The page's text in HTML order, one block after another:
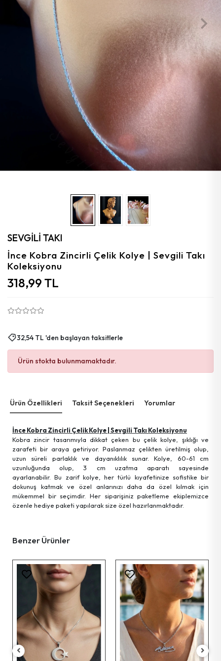
Lapis
Labradorit
Kaplangözü
Florit
Granat
Kalsedon
Kehribar
Güneş
Azurit
SEVGİLİ TAKI
İnce Kobra Zincirli Çelik Kolye | Sevgili Takı
Koleksiyonu
318,99 TL
32,54 TL 'den başlayan taksitlerle
Ürün stokta bulunmamaktadır.
Ürün Özellikleri Taksit Seçenekleri Yorumlar
İnce Kobra Zincirli Çelik Kolye | Sevgili Takı Koleksiyonu
Kobra zincir tasarımıyla dikkat çeken bu çelik kolye, şıklığı ve
zarafeti bir araya getiriyor. Paslanmaz çelikten üretilmiş olup,
uzun süreli parlaklık ve dayanıklılık sunar. Kolye, 60-61 cm
uzunluğunda olup, 3 cm uzatma aparatı sayesinde
ayarlanabilir. Bu zarif kolye, her türlü kıyafetinize sofistike bir
dokunuş katmak ve özel anlarınızı daha da özel kılmak için
mükemmel bir seçimdir. Her siparişiniz paketleme ekiplemizce
özenle hediye paketi yapılarak size özel hazırlanmaktadır.
Benzer Ürünler